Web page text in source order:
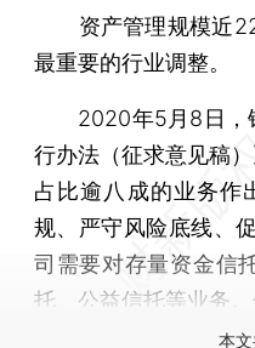
资产管理规模近22
最重要的行业调整。
2020年5月8日，银
行办法（征求意见稿
占比逾八成的业务作
规、严守风险底线、
司需要对存量资金信
托、公益信托等业务
本